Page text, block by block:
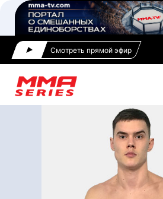
Смотреть прямой эфир